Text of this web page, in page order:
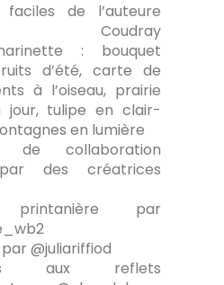
de l’auteure
Coudray
: bouquet
d’été, carte de
à l’oiseau, prairie
jour, tulipe en clair-
en lumière
collaboration
des créatrices
printanière par
@juliariffiod
aux reflets